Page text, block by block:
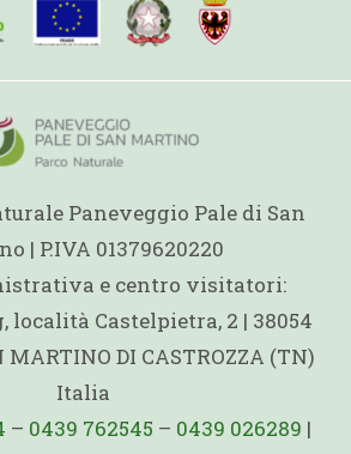
Paneveggio Pale di San
| P.IVA 01379620220
e centro visitatori:
località Castelpietra, 2 | 38054
MARTINO DI CASTROZZA (TN)
Italia
– 0439 762545 – 0439 026289 |